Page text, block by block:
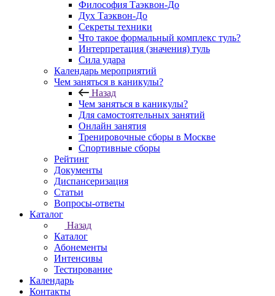
Философия Таэквон-До
Дух Таэквон-До
Секреты техники
Что такое формальный комплекс туль?
Интерпретация (значения) туль
Сила удара
Календарь мероприятий
Чем заняться в каникулы?
Назад
Чем заняться в каникулы?
Для самостоятельных занятий
Онлайн занятия
Тренировочные сборы в Москве
Спортивные сборы
Рейтинг
Документы
Диспансеризация
Статьи
Вопросы-ответы
Каталог
Назад
Каталог
Абонементы
Интенсивы
Тестирование
Календарь
Контакты